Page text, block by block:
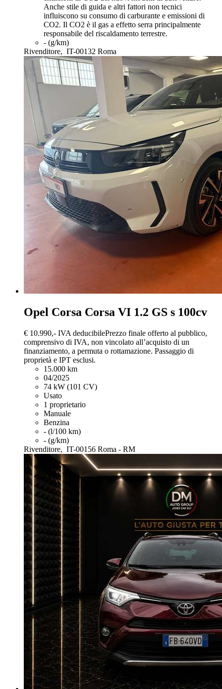
Anche stile di guida e altri fattori non tecnici
influiscono su consumo di carburante e emissioni di
CO2. Il CO2 è il gas a effetto serra principalmente
responsabile del riscaldamento terrestre.
- (g/km)
Rivenditore, IT-00132 Roma
Opel Corsa Corsa VI 1.2 GS s 100cv
€ 10.990,- IVA deducibilePrezzo finale offerto al pubblico,
comprensivo di IVA, non vincolato all’acquisto di un
finanziamento, a permuta o rottamazione. Passaggio di
proprietà e IPT esclusi.
15.000 km
04/2025
74 kW (101 CV)
Usato
1 proprietario
Manuale
Benzina
- (l/100 km)
- (g/km)
Rivenditore, IT-00156 Roma - RM